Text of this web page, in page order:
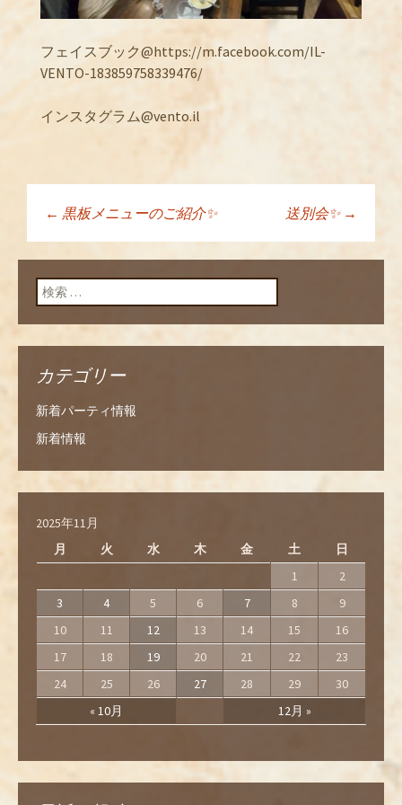
フェイスブック@https://m.facebook.com/IL-
VENTO-183859758339476/
インスタグラム@vento.il
投稿ナビゲーショ
ン
← 黒板メニューのご紹介✨ 送別会✨ →
検索:
カテゴリー
新着パーティ情報
新着情報
2025年11月
月
火 水 木 金 土 日
« 10月 12月 »
1
2
3
4 5 6 7 8
9
10
11 12 13 14 15
16
17
18 19 20 21 22
23
24
25 26 27 28 29 30